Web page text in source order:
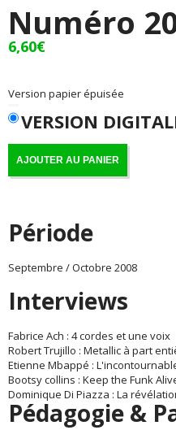
Numéro
6,60€
Version papier épuisée
VERSION
AJOUTER AU PANIER
Période
Septembre / Octobre 2008
Interviews
Fabrice Ach : 4 cordes et une voix
Robert Trujillo : Metallic à part
Etienne Mbappé :
Bootsy collins : Keep the Funk
Dominique Di Piazza : La
Pédagogie &